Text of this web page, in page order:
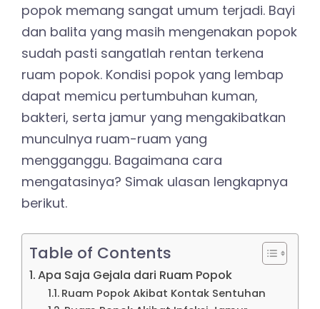
popok memang sangat umum terjadi. Bayi
dan balita yang masih mengenakan popok
sudah pasti sangatlah rentan terkena
ruam popok. Kondisi popok yang lembap
dapat memicu pertumbuhan kuman,
bakteri, serta jamur yang mengakibatkan
munculnya ruam-ruam yang
mengganggu. Bagaimana cara
mengatasinya? Simak ulasan lengkapnya
berikut.
Table of Contents
Apa Saja Gejala dari Ruam Popok
Ruam Popok Akibat Kontak Sentuhan